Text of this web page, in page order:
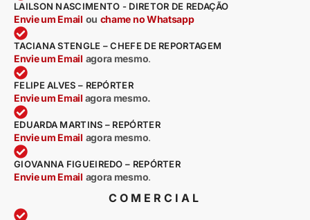
LAILSON NASCIMENTO - DIRETOR DE REDAÇÃO
Envie um Email ou chame no Whatsapp
TACIANA STENGLE – CHEFE DE REPORTAGEM
Envie um Email agora mesmo.
FELIPE ALVES – REPÓRTER
Envie um Email agora mesmo.
EDUARDA MARTINS – REPÓRTER
Envie um Email agora mesmo.
GIOVANNA FIGUEIREDO – REPÓRTER
Envie um Email agora mesmo.
COMERCIAL